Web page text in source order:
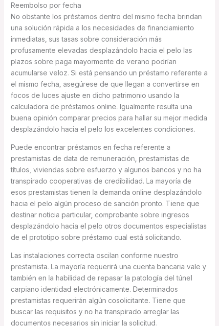
Reembolso por fecha
No obstante los préstamos dentro del mismo fecha brindan
una solución rápida a los necesidades de financiamiento
inmediatas, sus tasas sobre consideración más
profusamente elevadas desplazándolo hacia el pelo las
plazos sobre paga mayormente de verano podrían
acumularse veloz. Si está pensando un préstamo referente a
el mismo fecha, asegúrese de que llegan a convertirse en
focos de luces ajuste en dicho patrimonio usando la
calculadora de préstamos online. Igualmente resulta una
buena opinión comparar precios para hallar su mejor medida
desplazándolo hacia el pelo los excelentes condiciones.
Puede encontrar préstamos en fecha referente a
prestamistas de data de remuneración, prestamistas de
títulos, viviendas sobre esfuerzo y algunos bancos y no ha
transpirado cooperativas de credibilidad. La mayoría de
esos prestamistas tienen la demanda online desplazándolo
hacia el pelo algún proceso de sanción pronto. Tiene que
destinar noticia particular, comprobante sobre ingresos
desplazándolo hacia el pelo otros documentos especialistas
de el prototipo sobre préstamo cual está solicitando.
Las instalaciones correcta oscilan conforme nuestro
prestamista. La mayoría requerirá una cuenta bancaria vale y
también en la habilidad de repasar la patologí­a del túnel
carpiano identidad electrónicamente. Determinados
prestamistas requerirán algún cosolicitante. Tiene que
buscar las requisitos y no ha transpirado arreglar las
documentos necesarios sin iniciar la solicitud.